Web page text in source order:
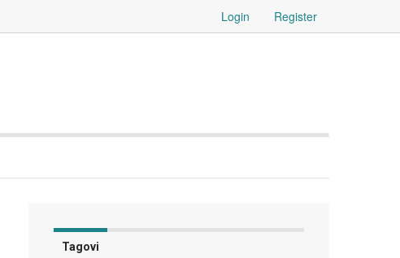
Login Register
Tagovi